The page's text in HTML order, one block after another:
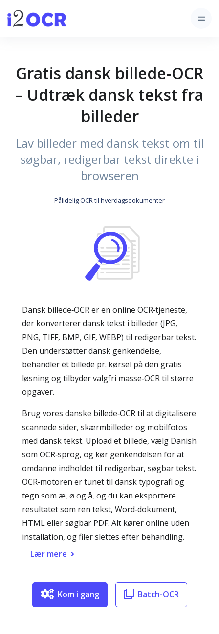
Gratis dansk billede‑OCR
– Udtræk dansk tekst fra
billeder
Lav billeder med dansk tekst om til
søgbar, redigerbar tekst direkte i
browseren
Pålidelig OCR til hverdagsdokumenter
Dansk billede‑OCR er en online OCR‑tjeneste,
der konverterer dansk tekst i billeder (JPG,
PNG, TIFF, BMP, GIF, WEBP) til redigerbar tekst.
Den understøtter dansk genkendelse,
behandler ét billede pr. kørsel på den gratis
løsning og tilbyder valgfri masse‑OCR til større
opgaver.
Brug vores danske billede‑OCR til at digitalisere
scannede sider, skærmbilleder og mobilfotos
med dansk tekst. Upload et billede, vælg Danish
som OCR‑sprog, og kør genkendelsen for at
omdanne indholdet til redigerbar, søgbar tekst.
OCR‑motoren er tunet til dansk typografi og
tegn som æ, ø og å, og du kan eksportere
resultatet som ren tekst, Word‑dokument,
HTML eller søgbar PDF. Alt kører online uden
installation, og filer slettes efter behandling.
Lær mere
Kom i gang Batch-OCR